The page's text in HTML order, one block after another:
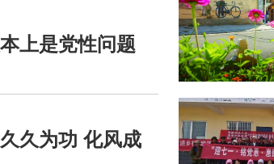
上是党性问题
久为功 化风成